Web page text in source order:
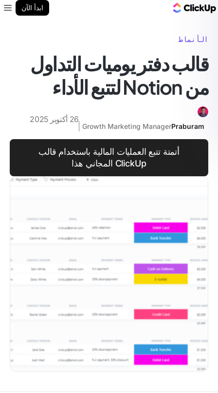
ابدأ الآن
الأنماط
قالب دفتر يوميات التداول
من Notion لتتبع الأداء
Praburam
Growth Marketing Manager
26 أكتوبر 2025
أتمتة تتبع العمليات المالية باستخدام قالب
ClickUp المجاني هذا